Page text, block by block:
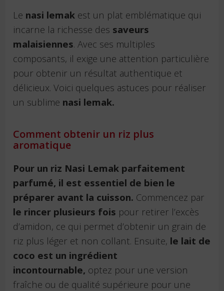
Le nasi lemak est un plat emblématique qui
incarne la richesse des saveurs
malaisiennes. Avec ses multiples
composants, il exige une attention particulière
pour obtenir un résultat authentique et
délicieux. Voici quelques astuces pour réaliser
un sublime nasi lemak.
Comment obtenir un riz plus
aromatique
Pour un riz Nasi Lemak parfaitement
parfumé, il est essentiel de bien le
préparer avant la cuisson. Commencez par
le rincer plusieurs fois pour retirer l’excès
d’amidon, ce qui permet d’obtenir un grain de
riz plus léger et non collant. Ensuite, le lait de
coco est un ingrédient
incontournable, optez pour une version
fraîche ou de qualité supérieure pour une